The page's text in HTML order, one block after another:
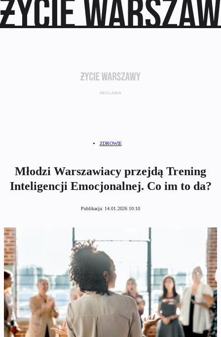
ZDROWIE
Młodzi Warszawiacy przejdą Trening
Inteligencji Emocjonalnej. Co im to da?
Publikacja: 14.01.2026 10:10